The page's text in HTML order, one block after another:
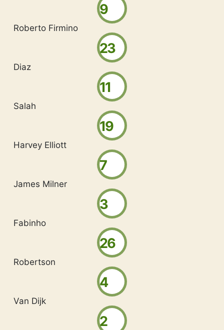
9
Roberto Firmino
23
Diaz
11
Salah
19
Harvey Elliott
7
James Milner
3
Fabinho
26
Robertson
4
Van Dijk
2